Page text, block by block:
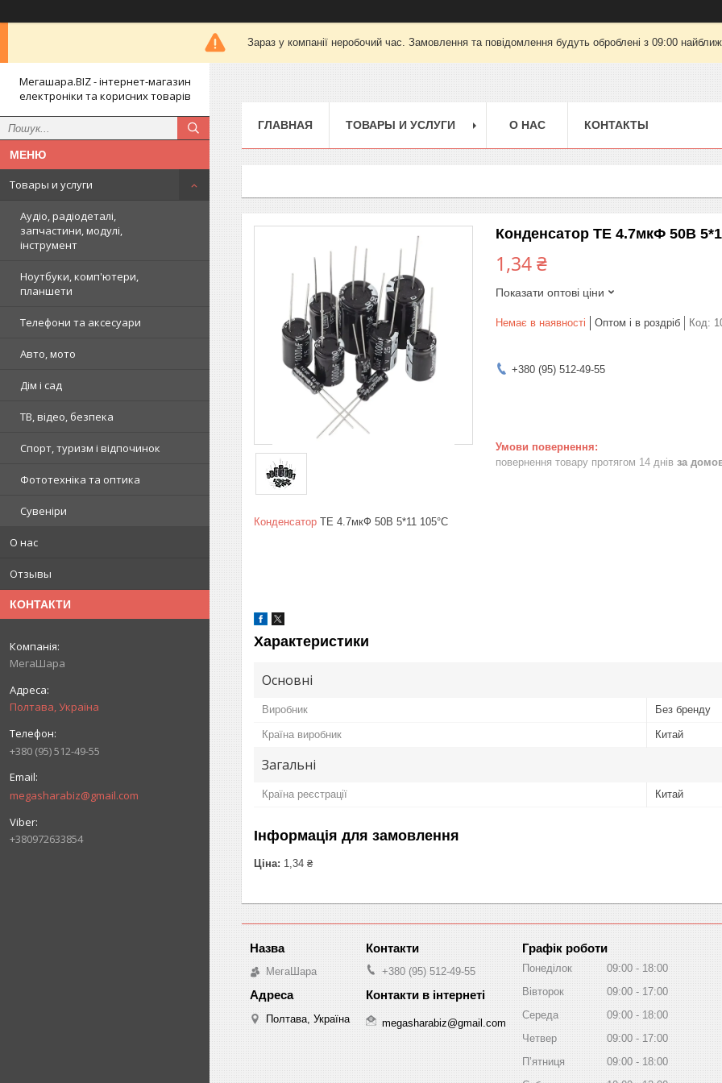
Зараз у компанії неробочий час. Замовлення та повідомлення будуть оброблені з 09:00
Мегашара.BIZ - інтернет-магазин
електроніки та корисних товарів
Товары и услуги
Аудіо, радіодеталі,
запчастини, модулі,
інструмент
Ноутбуки, комп'ютери,
планшети
Телефони та аксесуари
Авто, мото
Дім і сад
ТВ, відео, безпека
Спорт, туризм і відпочинок
Фототехніка та оптика
Сувеніри
О нас
Отзывы
КОНТАКТИ
МегаШара
Полтава, Україна
+380 (95) 512-49-55
megasharabiz@gmail.com
+380972633854
ГЛАВНАЯ ТОВАРЫ И УСЛУГИ О НАС КОНТАКТЫ
Конденсатор TE 4.7мкФ 50В
1,34 ₴
Показати оптові ціни
Немає в наявності Оптом і в роздріб Код:
+380 (95) 512-49-55
повернення товару протягом 14 днів за
Конденсатор TE 4.7мкФ 50В 5*11 105°C
Характеристики
Основні
Виробник Без бренду
Країна виробник Китай
Загальні
Країна реєстрації Китай
Інформація для замовлення
Ціна: 1,34 ₴
МегаШара
Полтава, Україна
+380 (95) 512-49-55
megasharabiz@gmail.com
Графік роботи
Понеділок 09:00
18:00
Вівторок
09:00
17:00
Середа
09:00
18:00
Четвер
09:00
17:00
Пʼятниця
09:00
18:00